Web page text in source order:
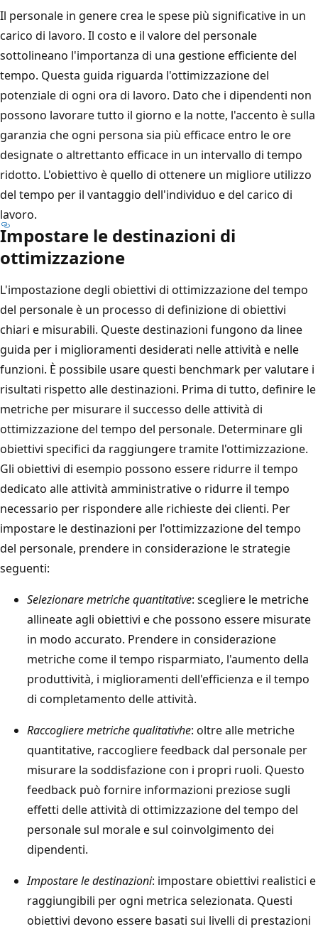
Il personale in genere crea le spese più significative in un
carico di lavoro. Il costo e il valore del personale
sottolineano l'importanza di una gestione efficiente del
tempo. Questa guida riguarda l'ottimizzazione del
potenziale di ogni ora di lavoro. Dato che i dipendenti non
possono lavorare tutto il giorno e la notte, l'accento è sulla
garanzia che ogni persona sia più efficace entro le ore
designate o altrettanto efficace in un intervallo di tempo
ridotto. L'obiettivo è quello di ottenere un migliore utilizzo
del tempo per il vantaggio dell'individuo e del carico di
lavoro.
Impostare le destinazioni di
ottimizzazione
L'impostazione degli obiettivi di ottimizzazione del tempo
del personale è un processo di definizione di obiettivi
chiari e misurabili. Queste destinazioni fungono da linee
guida per i miglioramenti desiderati nelle attività e nelle
funzioni. È possibile usare questi benchmark per valutare i
risultati rispetto alle destinazioni. Prima di tutto, definire le
metriche per misurare il successo delle attività di
ottimizzazione del tempo del personale. Determinare gli
obiettivi specifici da raggiungere tramite l'ottimizzazione.
Gli obiettivi di esempio possono essere ridurre il tempo
dedicato alle attività amministrative o ridurre il tempo
necessario per rispondere alle richieste dei clienti. Per
impostare le destinazioni per l'ottimizzazione del tempo
del personale, prendere in considerazione le strategie
seguenti:
Selezionare metriche quantitative: scegliere le metriche
allineate agli obiettivi e che possono essere misurate
in modo accurato. Prendere in considerazione
metriche come il tempo risparmiato, l'aumento della
produttività, i miglioramenti dell'efficienza e il tempo
di completamento delle attività.
Raccogliere metriche qualitativhe: oltre alle metriche
quantitative, raccogliere feedback dal personale per
misurare la soddisfazione con i propri ruoli. Questo
feedback può fornire informazioni preziose sugli
effetti delle attività di ottimizzazione del tempo del
personale sul morale e sul coinvolgimento dei
dipendenti.
Impostare le destinazioni: impostare obiettivi realistici e
raggiungibili per ogni metrica selezionata. Questi
obiettivi devono essere basati sui livelli di prestazioni